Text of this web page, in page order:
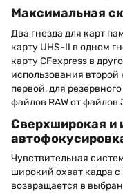
Максимальная
Два гнезда для карт
карту UHS-II в одном
карту CFexpress в
использования
первой, для
файлов RAW от файлов
Сверхширокая и
Чувствительная
широкий охват кадра
возвращается в